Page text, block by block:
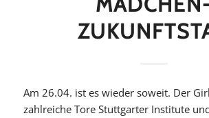
Am 26.04. ist es wieder soweit. Der
zahlreiche Tore Stuttgarter Institute